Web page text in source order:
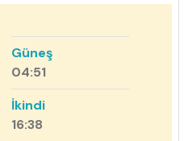
Güneş
04:51
İkindi
16:38